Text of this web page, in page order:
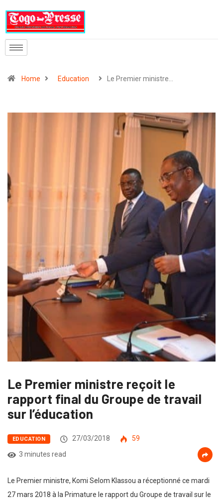
Home Education Le Premier ministre…
Le Premier ministre reçoit le
rapport final du Groupe de travail
sur l’éducation
EDUCATION 27/03/2018
59
3 minutes read
Le Premier ministre, Komi Selom Klassou a réceptionné ce mardi
27 mars 2018 à la Primature le rapport du Groupe de travail sur le